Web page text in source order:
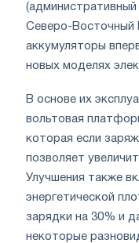
(административный
Северо-Восточный
аккумуляторы
новых моделях
В основе их
вольтовая
которая если
позволяет
Улучшения также
энергетической
зарядки на 30% и
некоторые